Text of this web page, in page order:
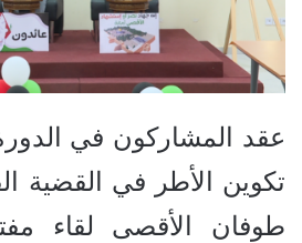
عقد المشاركون في الدورة
تكوين الأطر في القضية
طوفان الأقصى لقاء